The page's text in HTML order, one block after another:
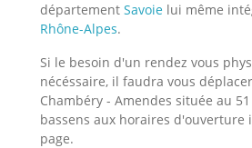
département Savoie lui même
Rhône-Alpes.
Si le besoin d'un rendez vous
nécéssaire, il faudra vous
Chambéry - Amendes située au
bassens aux horaires d'ouverture
page.